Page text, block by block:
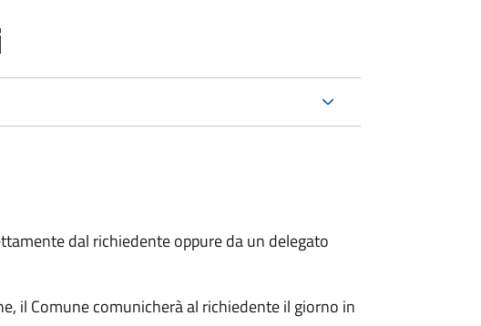
dal richiedente oppure da un delegato
il Comune comunicherà al richiedente il giorno in